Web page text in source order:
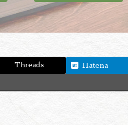
Threads Hatena